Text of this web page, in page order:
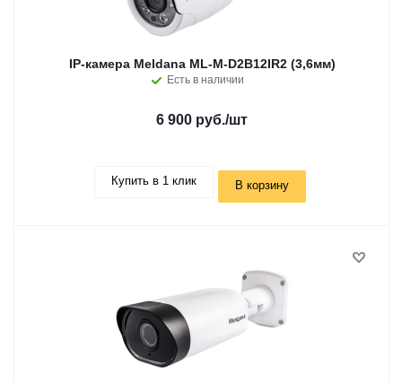
IP-камера Meldana ML-M-D2B12IR2 (3,6мм)
Есть в наличии
6 900 руб./шт
Купить в 1 клик В корзину